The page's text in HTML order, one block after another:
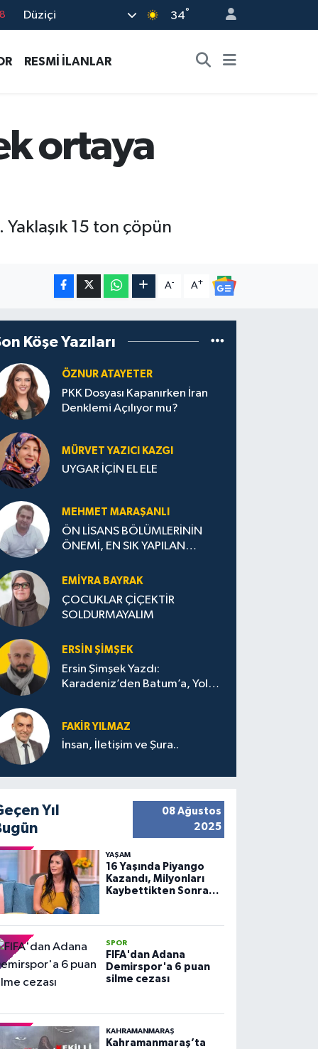
Düziçi 34°
RESMİ İLANLAR
ortaya
15 ton çöpün
A- A+
Köşe Yazıları
ÖZNUR ATAYETER
PKK Dosyası Kapanırken İran
Denklemi Açılıyor mu?
MÜRVET YAZICI KAZGI
UYGAR İÇİN EL ELE
MEHMET MARAŞANLI
ÖN LİSANS BÖLÜMLERİNİN
ÖNEMİ, EN SIK YAPILAN
STRATEJİLERİ
EMIYRA BAYRAK
ÇOCUKLAR ÇİÇEKTİR
SOLDURMAYALIM
ERSIN ŞIMŞEK
Ersin Şimşek Yazdı:
Karadeniz’den Batum’a, Yolun
FAKIR YILMAZ
İnsan, İletişim ve Şura..
Yıl
08 Ağustos
2025
YAŞAM
16 Yaşında Piyango
Kazandı, Milyonları
Kaybettikten Sonra
SPOR
FIFA'dan Adana
Demirspor'a 6 puan
silme cezası
KAHRAMANMARAŞ
Kahramanmaraş’ta